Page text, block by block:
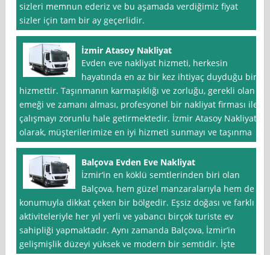
sizleri memnun ederiz ve bu aşamada verdiğimiz fiyat
sizler için tam bir ay geçerlidir.
İzmir Atasoy Nakliyat
Evden eve nakliyat hizmeti, herkesin
hayatında en az bir kez ihtiyaç duyduğu bir
hizmettir. Taşınmanın karmaşıklığı ve zorluğu, gerekli olan
emeği ve zamanı alması, profesyonel bir nakliyat firması ile
çalışmayı zorunlu hale getirmektedir. İzmir Atasoy Nakliyat
olarak, müşterilerimize en iyi hizmeti sunmayı ve taşınma
Balçova Evden Eve Nakliyat
İzmir‘in en köklü semtlerinden biri olan
Balçova, hem güzel manzaralarıyla hem de
konumuyla dikkat çeken bir bölgedir. Eşsiz doğası ve farklı
aktiviteleriyle her yıl yerli ve yabancı birçok turiste ev
sahipliği yapmaktadır. Aynı zamanda Balçova, İzmir’in
gelişmişlik düzeyi yüksek ve modern bir semtidir. İşte